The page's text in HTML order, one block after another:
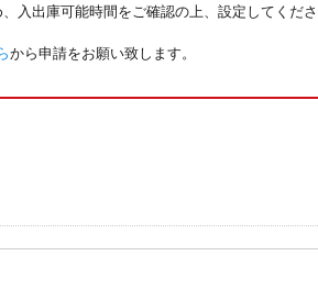
入出庫可能時間をご確認の上、設定してくだ
から申請をお願い致します。